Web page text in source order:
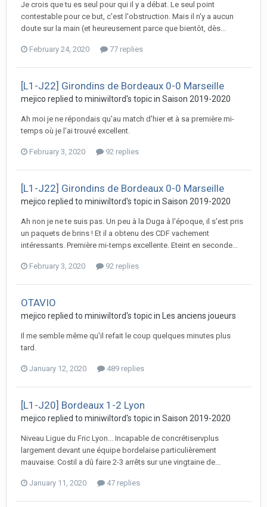
Je crois que tu es seul pour qui il y a débat. Le seul point
contestable pour ce but, c'est l'obstruction. Mais il n'y a aucun
doute sur la main (et heureusement parce que bientôt, dès...
February 24, 2020 77 replies
[L1-J22] Girondins de Bordeaux 0-0 Marseille
mejico replied to miniwiltord's topic in Saison 2019-2020
Ah moi je ne répondais qu'au match d'hier et à sa première mi-
temps où je l'ai trouvé excellent.
February 3, 2020 92 replies
[L1-J22] Girondins de Bordeaux 0-0 Marseille
mejico replied to miniwiltord's topic in Saison 2019-2020
Ah non je ne te suis pas. Un peu à la Duga à l'époque, il s'est pris
un paquets de brins ! Et il a obtenu des CDF vachement
intéressants. Première mi-temps excellente. Eteint en seconde...
February 3, 2020 92 replies
OTAVIO
mejico replied to miniwiltord's topic in Les anciens joueurs
Il me semble même qu'il refait le coup quelques minutes plus
tard.
January 12, 2020 489 replies
[L1-J20] Bordeaux 1-2 Lyon
mejico replied to miniwiltord's topic in Saison 2019-2020
Niveau Ligue du Fric Lyon... Incapable de concrétiservplus
largement devant une équipe bordelaise particulièrement
mauvaise. Costil a dû faire 2-3 arrêts sur une vingtaine de...
January 11, 2020 47 replies